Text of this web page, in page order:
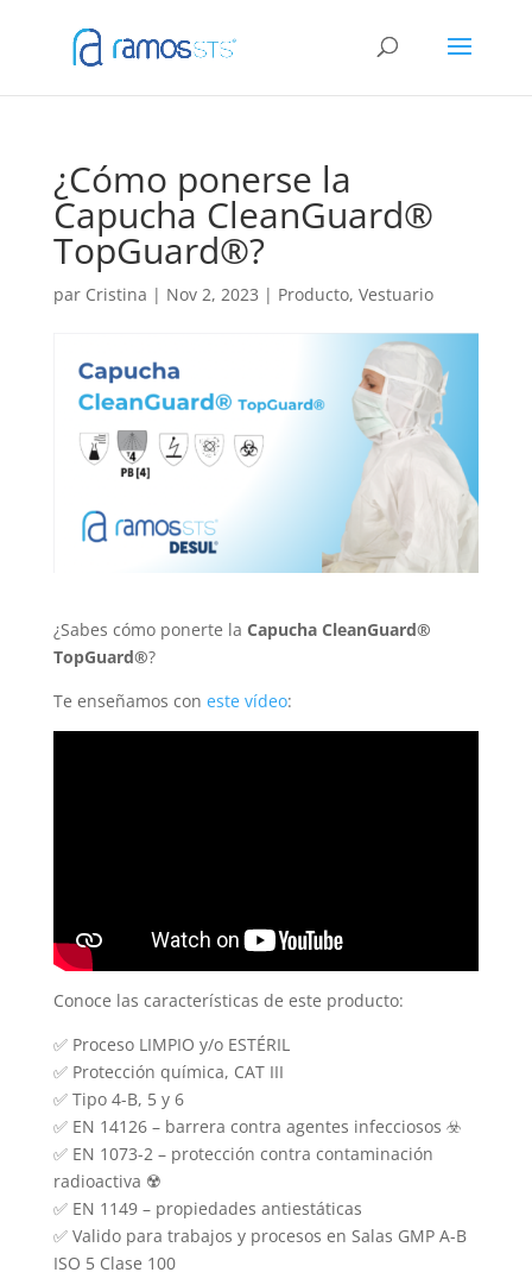
¿Cómo ponerse la
Capucha CleanGuard®
TopGuard®?
par Cristina | Nov 2, 2023 | Producto, Vestuario
¿Sabes cómo ponerte la Capucha CleanGuard®
TopGuard®?
Te enseñamos con este vídeo:
Conoce las características de este producto:
✅ Proceso LIMPIO y/o ESTÉRIL
✅ Protección química, CAT III
✅ Tipo 4-B, 5 y 6
✅ EN 14126 – barrera contra agentes infecciosos ☣️
✅ EN 1073-2 – protección contra contaminación
radioactiva ☢️
✅ EN 1149 – propiedades antiestáticas
✅ Valido para trabajos y procesos en Salas GMP A-B
ISO 5 Clase 100